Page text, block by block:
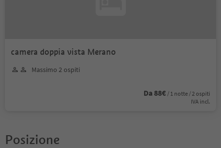
camera doppia vista Merano
Massimo 2 ospiti
Da 88€ / 1 notte / 2 ospiti
IVA incl.
Posizione